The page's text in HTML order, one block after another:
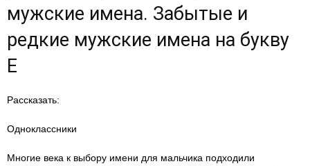
мужские имена. Забытые и
редкие мужские имена на букву
Е
Рассказать:
Одноклассники
Многие века к выбору имени для мальчика подходили